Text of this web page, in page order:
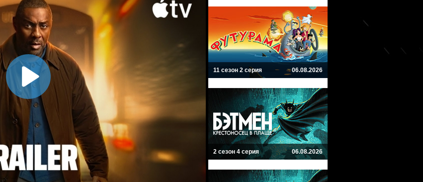
11 сезон 2 серия 06.08.2026
2 сезон 4 серия 06.08.2026